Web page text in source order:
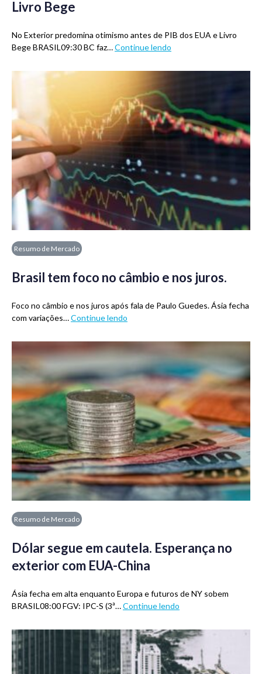
Livro Bege
No Exterior predomina otimismo antes de PIB dos EUA e Livro
Bege BRASIL09:30 BC faz…Continue lendo
Resumo de Mercado
Brasil tem foco no câmbio e nos juros.
Foco no câmbio e nos juros após fala de Paulo Guedes. Ásia fecha
com variações…Continue lendo
Resumo de Mercado
Dólar segue em cautela. Esperança no
exterior com EUA-China
Ásia fecha em alta enquanto Europa e futuros de NY sobem
BRASIL08:00 FGV: IPC-S (3ª…Continue lendo